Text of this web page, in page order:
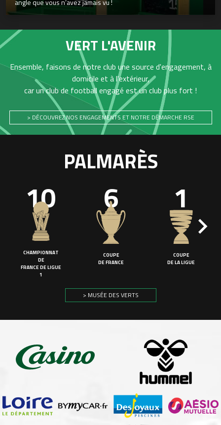
angle que vous n’avez jamais vu !
VERT L'AVENIR
Ensemble, faisons de notre club une source d'engagement, à
domicile et à l'extérieur,
car un club de football engagé est un club plus fort !
> DÉCOUVREZ NOS ENGAGEMENTS ET NOTRE DÉMARCHE RSE
PALMARÈS
10
CHAMPIONNAT
DE
FRANCE DE LIGUE
1
6
COUPE
DE FRANCE
1
COUPE
DE LA LIGUE
> MUSÉE DES VERTS